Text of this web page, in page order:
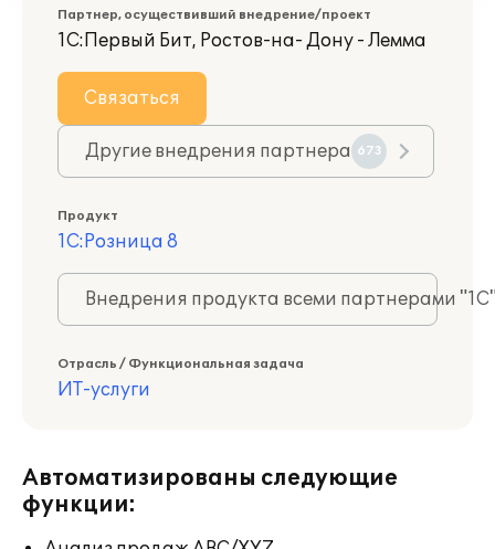
Партнер, осуществивший внедрение/проект
1С:Первый Бит, Ростов-на- Дону - Лемма
Связаться
Другие внедрения партнера 673
Продукт
1С:Розница 8
Внедрения продукта всеми партнерами
Отрасль / Функциональная задача
ИТ-услуги
Автоматизированы следующие
функции: